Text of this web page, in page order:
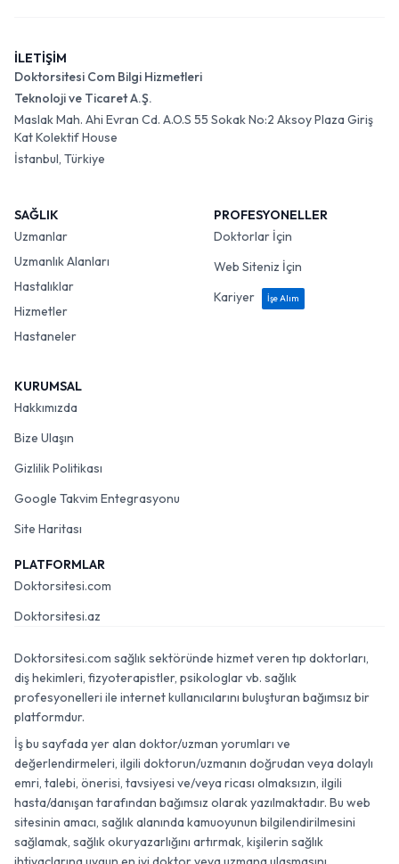
İLETİŞİM
Doktorsitesi Com Bilgi Hizmetleri
Teknoloji ve Ticaret A.Ş.
Maslak Mah. Ahi Evran Cd. A.O.S 55 Sokak No:2 Aksoy Plaza Giriş
Kat Kolektif House
İstanbul, Türkiye
SAĞLIK
Uzmanlar
Uzmanlık Alanları
Hastalıklar
Hizmetler
Hastaneler
PROFESYONELLER
Doktorlar İçin
Web Siteniz İçin
Kariyer
İşe Alım
KURUMSAL
Hakkımızda
Bize Ulaşın
Gizlilik Politikası
Google Takvim Entegrasyonu
Site Haritası
PLATFORMLAR
Doktorsitesi.com
Doktorsitesi.az
Doktorsitesi.com sağlık sektöründe hizmet veren tıp doktorları,
diş hekimleri, fizyoterapistler, psikologlar vb. sağlık
profesyonelleri ile internet kullanıcılarını buluşturan bağımsız bir
platformdur.
İş bu sayfada yer alan doktor/uzman yorumları ve
değerlendirmeleri, ilgili doktorun/uzmanın doğrudan veya dolaylı
emri, talebi, önerisi, tavsiyesi ve/veya ricası olmaksızın, ilgili
hasta/danışan tarafından bağımsız olarak yazılmaktadır. Bu web
sitesinin amacı, sağlık alanında kamuoyunun bilgilendirilmesini
sağlamak, sağlık okuryazarlığını artırmak, kişilerin sağlık